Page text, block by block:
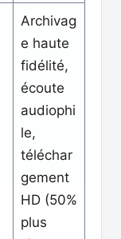
Archivag
e haute
fidélité,
écoute
audiophi
le,
téléchar
gement
HD (50%
plus